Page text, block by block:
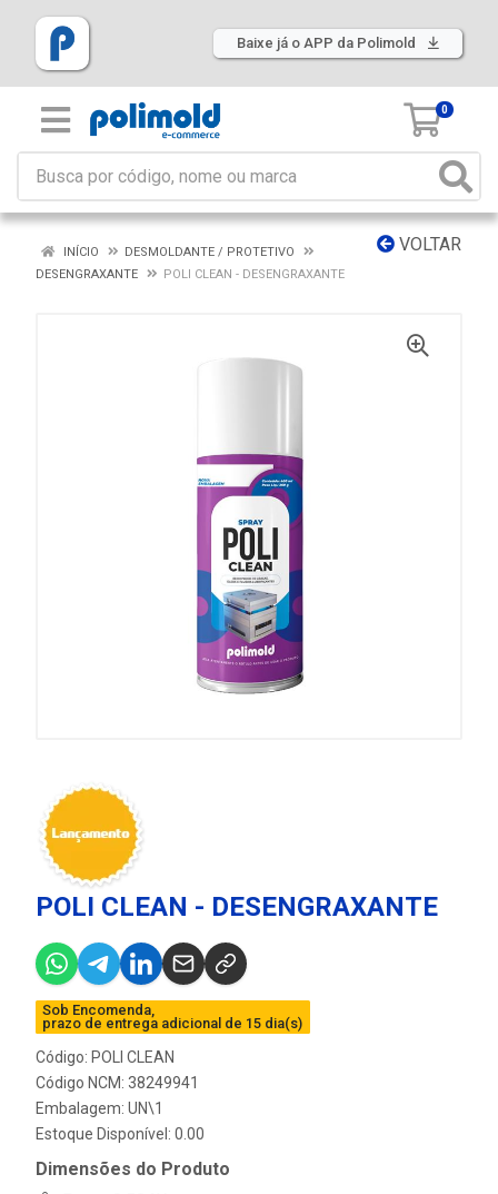
Baixe já o APP da Polimold
0
VOLTAR
INÍCIO
DESMOLDANTE / PROTETIVO
DESENGRAXANTE
POLI CLEAN - DESENGRAXANTE
POLI CLEAN - DESENGRAXANTE
Sob Encomenda,
prazo de entrega adicional de 15 dia(s)
Código: POLI CLEAN
Código NCM: 38249941
Embalagem: UN\1
Estoque Disponível: 0.00
Dimensões do Produto